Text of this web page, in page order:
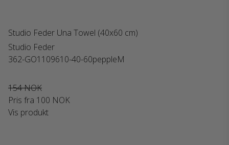
Studio Feder Una Towel (40x60 cm)
Studio Feder
362-GO1109610-40-60peppleM
154 NOK
Pris fra 100 NOK
Vis produkt